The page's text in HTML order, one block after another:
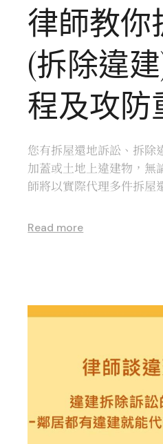
律師教你
(拆除違
程及攻防
您有拆屋還地訴訟、拆除
加蓋或土地上違建物，無
師將以實際代理多件拆
Read more